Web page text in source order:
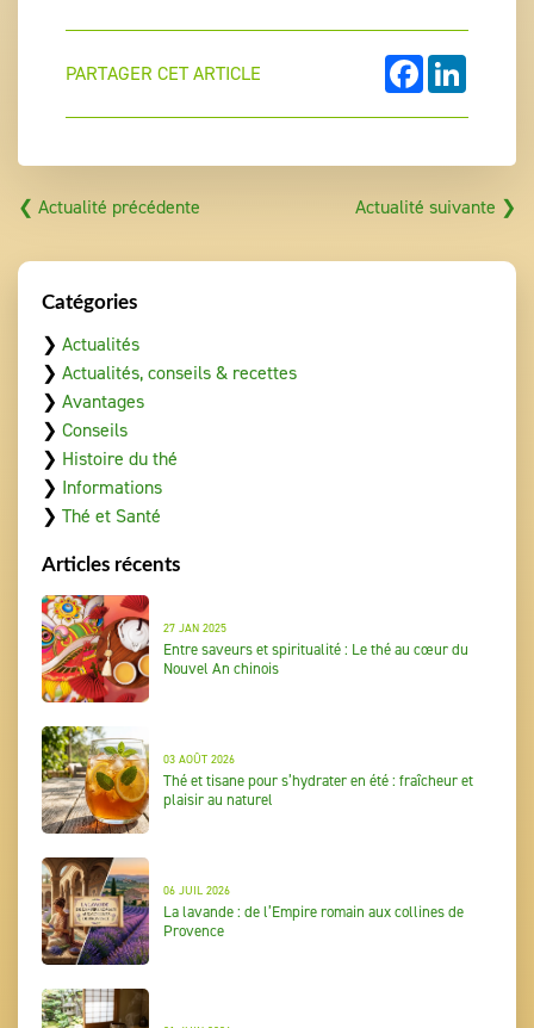
PARTAGER CET ARTICLE FACEBOOK
❮ Actualité précédente Actualité suivante ❯
Catégories
❯ Actualités
❯ Actualités, conseils & recettes
❯ Avantages
❯ Conseils
❯ Histoire du thé
❯ Informations
❯ Thé et Santé
Articles récents
27 JAN 2025
Entre saveurs et spiritualité : Le thé au cœur du
Nouvel An chinois
03 AOÛT 2026
Thé et tisane pour s’hydrater en été : fraîcheur et
plaisir au naturel
06 JUIL 2026
La lavande : de l’Empire romain aux collines de
Provence